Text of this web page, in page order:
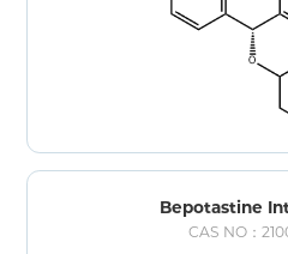
Bepotastine
CAS NO：